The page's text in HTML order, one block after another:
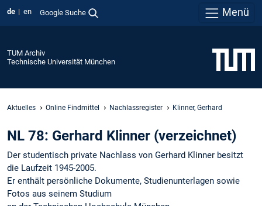
de en Google Suche Menü
TUM Archiv
Technische Universität München
Aktuelles Online Findmittel Nachlassregister Klinner, Gerhard
NL 78: Gerhard Klinner (verzeichnet)
Der studentisch private Nachlass von Gerhard Klinner besitzt
die Laufzeit 1945-2005.
Er enthält persönliche Dokumente, Studienunterlagen sowie
Fotos aus seinem Studium